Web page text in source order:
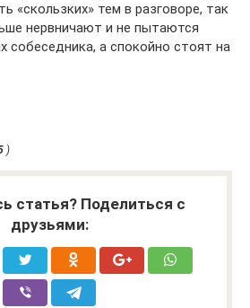
«скользких» тем в разговоре, так
нервничают и не пытаются
собеседника, а спокойно стоят на
)
статья? Поделиться с
друзьями: